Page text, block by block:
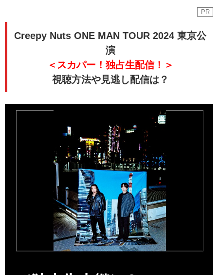
PR
Creepy Nuts ONE MAN TOUR 2024 東京公
演
＜スカパー！独占生配信！＞
視聴方法や見逃し配信は？